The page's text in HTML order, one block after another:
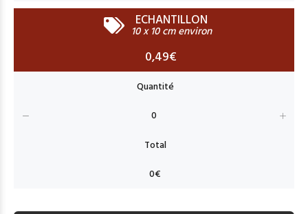
ECHANTILLON
10 x 10 cm environ
0,49€